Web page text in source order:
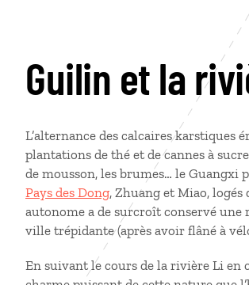
Guilin et la
L’alternance des calcaires karstiques
plantations de thé et de cannes à
de mousson, les brumes… le Guangxi
Pays des Dong, Zhuang et Miao,
autonome a de surcroît conservé une
ville trépidante (après avoir flâné à
En suivant le cours de la rivière Li en